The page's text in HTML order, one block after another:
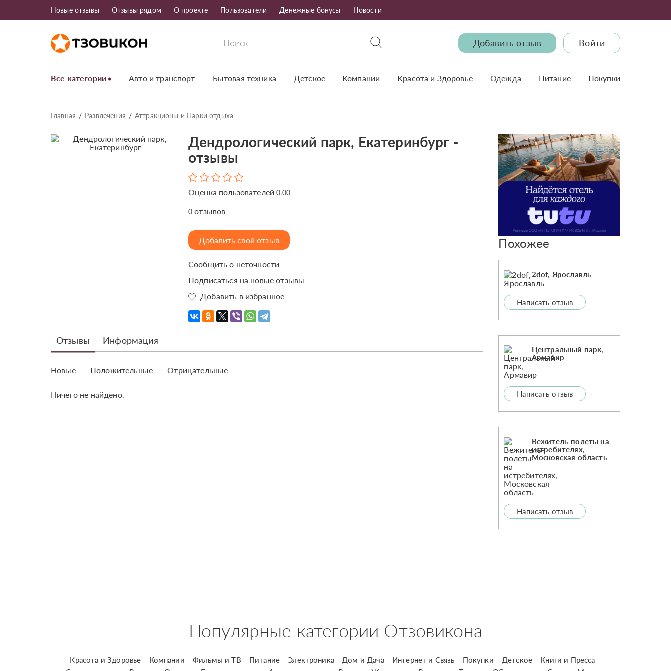
Новые отзывы Отзывы рядом О проекте Пользователи Денежные бонусы Новости
Добавить отзыв Войти
Все категории Авто и транспорт Бытовая техника Детское Компании Красота и Здоровье Одежда Питание Покупки
Главная Развлечения Аттракционы и Парки отдыха
Дендрологический парк, Екатеринбург -
отзывы
Оценка пользователей0.00
0 отзывов
Добавить свой отзыв
Сообщить о неточности
Подписаться на новые отзывы
Добавить в избранное
Отзывы Информация
Новые Положительные Отрицательные
Ничего не найдено.
Похожее
2dof, Ярославль
Написать отзыв
Центральный парк,
Армавир
Написать отзыв
Вежитель-полеты на
истребителях,
Московская область
Написать отзыв
Популярные категории Отзовикона
Красота и Здоровье Компании Фильмы и ТВ Питание Электроника Дом и Дача Интернет и Связь Покупки Детское
Книги и Пресса